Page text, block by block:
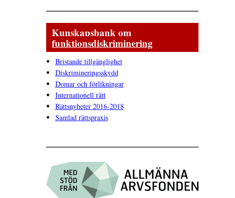
Kunskapsbank om
funktionsdiskriminering
Bristande tillgänglighet
Diskrimineringsskydd
Domar och förlikningar
Internationell rätt
Rättsnyheter 2016-2018
Samlad rättspraxis